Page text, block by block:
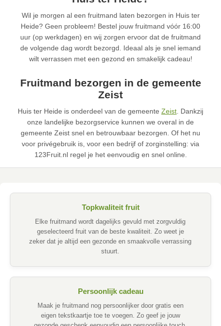
Wil je morgen al een fruitmand laten bezorgen in Huis ter
Heide? Geen probleem! Bestel jouw fruitmand vóór 16:00
uur (op werkdagen) en wij zorgen ervoor dat de fruitmand
de volgende dag wordt bezorgd. Ideaal als je snel iemand
wilt verrassen met een gezond en smakelijk cadeau!
Fruitmand bezorgen in de gemeente
Zeist
Huis ter Heide is onderdeel van de gemeente Zeist. Dankzij
onze landelijke bezorgservice kunnen we overal in de
gemeente Zeist snel en betrouwbaar bezorgen. Of het nu
voor privégebruik is, voor een bedrijf of zorginstelling: via
123Fruit.nl regel je het eenvoudig en snel online.
Topkwaliteit fruit
Elke fruitmand wordt dagelijks gevuld met zorgvuldig
geselecteerd fruit van de beste kwaliteit. Zo weet je
zeker dat je altijd een gezonde en smaakvolle verrassing
stuurt.
Persoonlijk cadeau
Maak je fruitmand nog persoonlijker door gratis een
eigen tekstkaartje toe te voegen. Zo geef je jouw